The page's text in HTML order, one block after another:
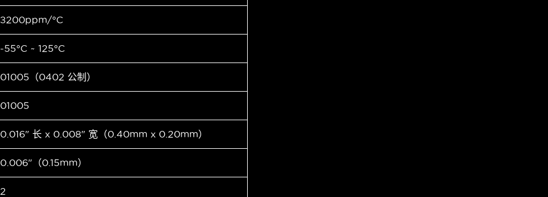
±200ppm/°C
-55°C ~ 125°C
01005（0402 公制）
01005
0.016" 长 x 0.008" 宽（0.40mm x 0.20mm）
0.006"（0.15mm）
2